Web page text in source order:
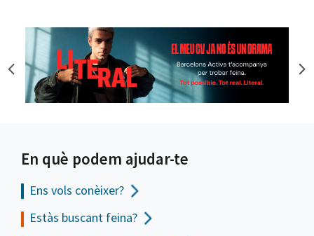
En què podem ajudar-te
Ens vols conèixer?
Estàs buscant feina?